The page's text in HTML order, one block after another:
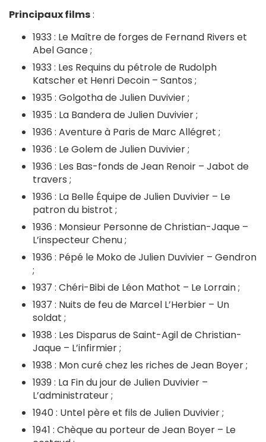
Principaux films:
1933 : Le Maître de forges de Fernand Rivers et
Abel Gance ;
1933 : Les Requins du pétrole de Rudolph
Katscher et Henri Decoin – Santos ;
1935 : Golgotha de Julien Duvivier ;
1935 : La Bandera de Julien Duvivier ;
1936 : Aventure à Paris de Marc Allégret ;
1936 : Le Golem de Julien Duvivier ;
1936 : Les Bas-fonds de Jean Renoir – Jabot de
travers ;
1936 : La Belle Équipe de Julien Duvivier – Le
patron du bistrot ;
1936 : Monsieur Personne de Christian-Jaque –
L’inspecteur Chenu ;
1936 : Pépé le Moko de Julien Duvivier – Gendron
;
1937 : Chéri-Bibi de Léon Mathot – Le Lorrain ;
1937 : Nuits de feu de Marcel L’Herbier – Un
soldat ;
1938 : Les Disparus de Saint-Agil de Christian-
Jaque – L’infirmier ;
1938 : Mon curé chez les riches de Jean Boyer ;
1939 : La Fin du jour de Julien Duvivier –
L’administrateur ;
1940 : Untel père et fils de Julien Duvivier ;
1941 : Chèque au porteur de Jean Boyer – Le